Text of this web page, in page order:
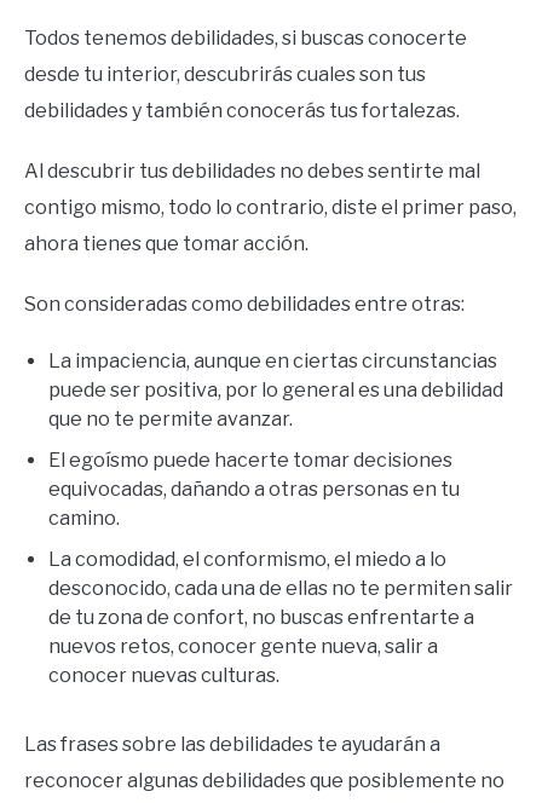
Todos tenemos debilidades, si buscas conocerte
desde tu interior, descubrirás cuales son tus
debilidades y también conocerás tus fortalezas.
Al descubrir tus debilidades no debes sentirte mal
contigo mismo, todo lo contrario, diste el primer paso,
ahora tienes que tomar acción.
Son consideradas como debilidades entre otras:
La impaciencia, aunque en ciertas circunstancias
puede ser positiva, por lo general es una debilidad
que no te permite avanzar.
El egoísmo puede hacerte tomar decisiones
equivocadas, dañando a otras personas en tu
camino.
La comodidad, el conformismo, el miedo a lo
desconocido, cada una de ellas no te permiten salir
de tu zona de confort, no buscas enfrentarte a
nuevos retos, conocer gente nueva, salir a
conocer nuevas culturas.
Las frases sobre las debilidades te ayudarán a
reconocer algunas debilidades que posiblemente no